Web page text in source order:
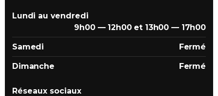
Lundi au vendredi
9h00 — 12h00 et 13h00 — 17h00
Samedi Fermé
Dimanche Fermé
Réseaux sociaux